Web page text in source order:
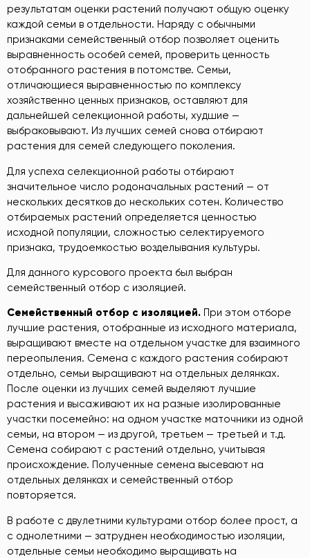
результатам оценки растений получают общую оценку
каждой семьи в отдельности. Наряду с обычными
признаками семейственный отбор позволяет оценить
выравненность особей семей, проверить ценность
отобранного растения в потомстве. Семьи,
отличающиеся выравненностью по комплексу
хозяйственно ценных признаков, оставляют для
дальнейшей селекционной работы, худшие —
выбраковывают. Из лучших семей снова отбирают
растения для семей следующего поколения.
Для успеха селекционной работы отбирают
значительное число родоначальных растений — от
нескольких десятков до нескольких сотен. Количество
отбираемых растений определяется ценностью
исходной популяции, сложностью селектируемого
признака, трудоемкостью возделывания культуры.
Для данного курсового проекта был выбран
семейственный отбор с изоляцией.
Семейственный отбор с изоляцией. При этом отборе
лучшие растения, отобранные из исходного материала,
выращивают вместе на отдельном участке для взаимного
переопыления. Семена с каждого растения собирают
отдельно, семьи выращивают на отдельных делянках.
После оценки из лучших семей выделяют лучшие
растения и высаживают их на разные изолированные
участки посемейно: на одном участке маточники из одной
семьи, на втором — из другой, третьем — третьей и т.д.
Семена собирают с растений отдельно, учитывая
происхождение. Полученные семена высевают на
отдельных делянках и семейственный отбор
повторяется.
В работе с двулетними культурами отбор более прост, а
с однолетними — затруднен необходимостью изоляции,
отдельные семьи необходимо выращивать на